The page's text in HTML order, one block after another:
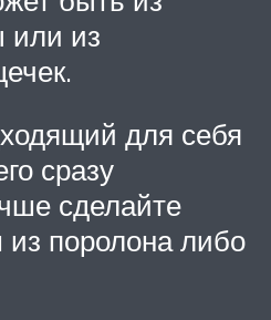
или из
для себя
сразу
сделайте
поролона либо